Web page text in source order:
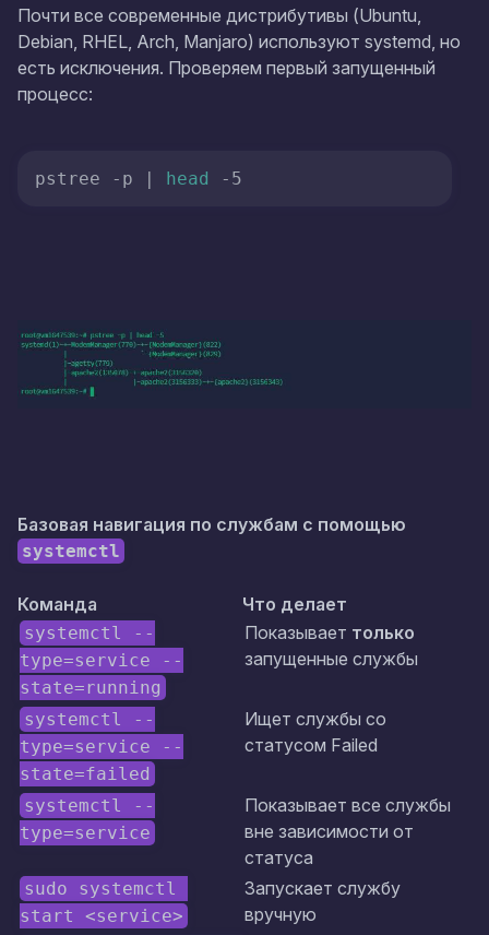
Почти все современные дистрибутивы (Ubuntu,
Debian, RHEL, Arch, Manjaro) используют systemd, но
есть исключения. Проверяем первый запущенный
процесс:
pstree -p | head
Базовая навигация по службам с помощью
systemctl
Команда Что делает
systemctl --
type=service --
state=running
Показывает только
запущенные службы
systemctl --
type=service --
state=failed
Ищет службы со
статусом Failed
systemctl --
type=service
Показывает все службы
вне зависимости от
статуса
sudo systemctl
start <service>
Запускает службу
вручную